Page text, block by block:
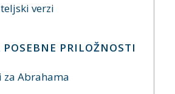
verzi
PRILOŽNOSTI
za Abrahama